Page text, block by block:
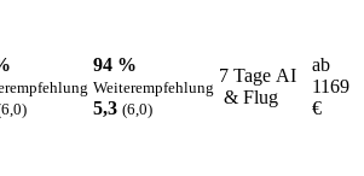
94 %
Weiterempfehlung
5,3 (6,0)
7 Tage AI
& Flug
ab
1169
€